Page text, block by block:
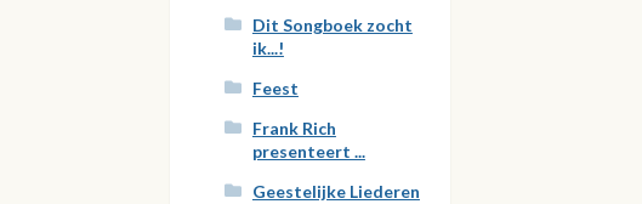
Dit Songboek zocht
ik...!
Feest
Frank Rich
presenteert ...
Geestelijke Liederen